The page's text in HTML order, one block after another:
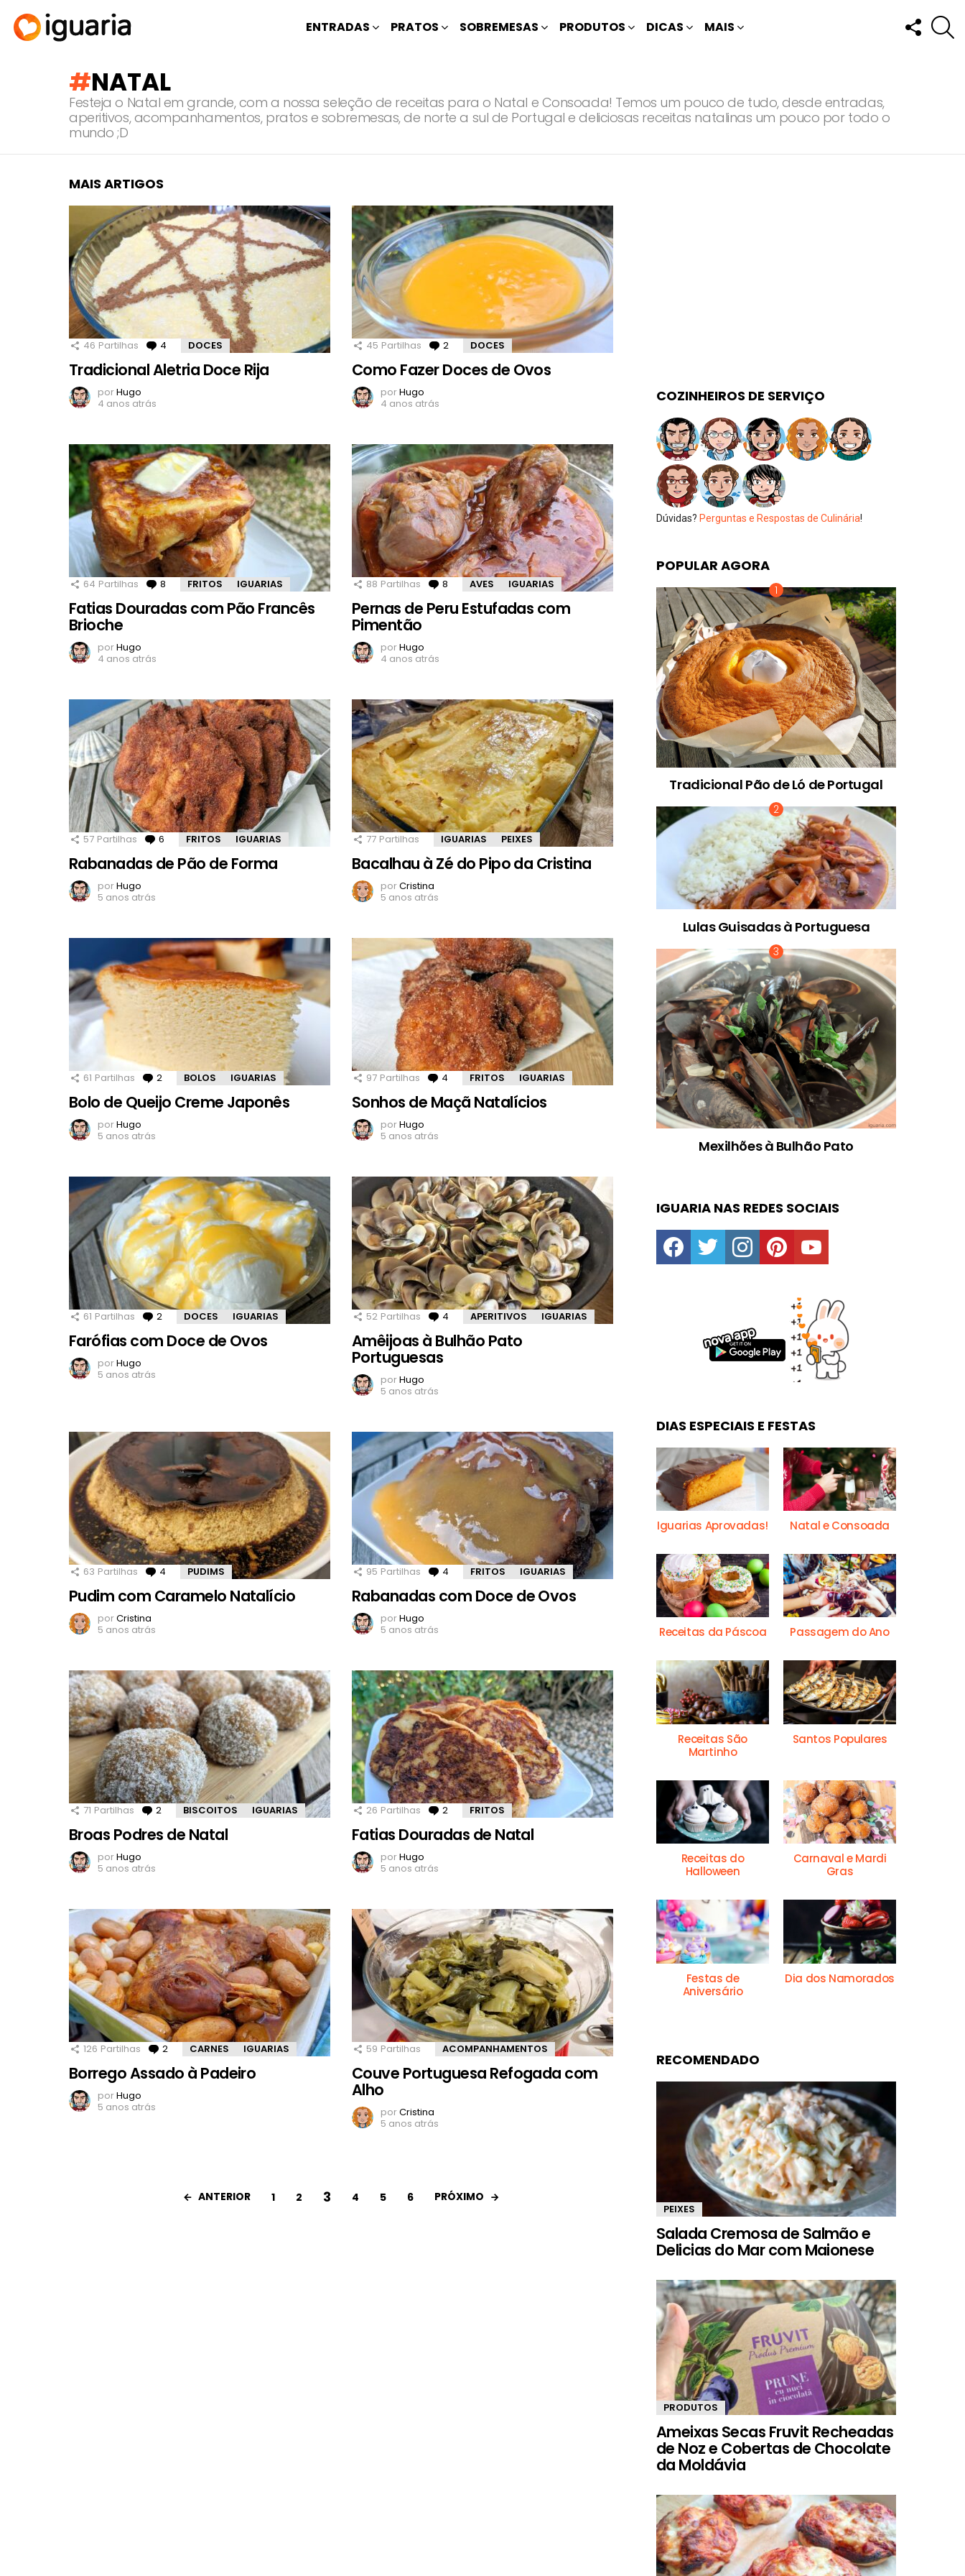
ENTRADAS PRATOS SOBREMESAS PRODUTOS DICAS MAIS
FOLLOW
US
NATAL
Festeja o Natal em grande, com a nossa seleção de receitas para o Natal e Consoada! Temos um pouco de tudo, desde entradas,
aperitivos, acompanhamentos, pratos e sobremesas, de norte a sul de Portugal e deliciosas receitas natalinas um pouco por todo o
mundo ;D
MAIS ARTIGOS
46 Partilhas 4 Comentários
DOCES
Tradicional Aletria Doce Rija
porHugo
4 anos atrás
45 Partilhas 2 Comentários
DOCES
Como Fazer Doces de Ovos
porHugo
4 anos atrás
64 Partilhas 8 Comentários
FRITOS IGUARIAS
Fatias Douradas com Pão Francês
Brioche
porHugo
4 anos atrás
88 Partilhas 8 Comentários
AVES IGUARIAS
Pernas de Peru Estufadas com
Pimentão
porHugo
4 anos atrás
57 Partilhas 6 Comentários
FRITOS IGUARIAS
Rabanadas de Pão de Forma
porHugo
5 anos atrás
77 Partilhas IGUARIAS PEIXES
Bacalhau à Zé do Pipo da Cristina
porCristina
5 anos atrás
61 Partilhas 2 Comentários
BOLOS IGUARIAS
Bolo de Queijo Creme Japonês
porHugo
5 anos atrás
97 Partilhas 4 Comentários
FRITOS IGUARIAS
Sonhos de Maçã Natalícios
porHugo
5 anos atrás
61 Partilhas 2 Comentários
DOCES IGUARIAS
Farófias com Doce de Ovos
porHugo
5 anos atrás
52 Partilhas 4 Comentários
APERITIVOS IGUARIAS
Amêijoas à Bulhão Pato
Portuguesas
porHugo
5 anos atrás
63 Partilhas 4 Comentários
PUDIMS
Pudim com Caramelo Natalício
porCristina
5 anos atrás
95 Partilhas 4 Comentários
FRITOS IGUARIAS
Rabanadas com Doce de Ovos
porHugo
5 anos atrás
71 Partilhas 2 Comentários
BISCOITOS IGUARIAS
Broas Podres de Natal
porHugo
5 anos atrás
26 Partilhas 2 Comentários
FRITOS
Fatias Douradas de Natal
porHugo
5 anos atrás
126 Partilhas 2 Comentários
CARNES IGUARIAS
Borrego Assado à Padeiro
porHugo
5 anos atrás
59 Partilhas ACOMPANHAMENTOS
Couve Portuguesa Refogada com
Alho
porCristina
5 anos atrás
ANTERIOR 1 2 3 4 5 6 PRÓXIMO
COZINHEIROS DE SERVIÇO
Dúvidas? Perguntas e Respostas de Culinária!
POPULAR AGORA
Tradicional Pão de Ló de Portugal
Lulas Guisadas à Portuguesa
Mexilhões à Bulhão Pato
IGUARIA NAS REDES SOCIAIS
facebooktwitter instagrampinterestyoutube
DIAS ESPECIAIS E FESTAS
Iguarias Aprovadas! Natal e Consoada
Receitas da Páscoa Passagem do Ano
Receitas São
Martinho
Santos Populares
Receitas do
Halloween
Carnaval e Mardi
Gras
Festas de
Aniversário
Dia dos Namorados
RECOMENDADO
PEIXES
Salada Cremosa de Salmão e
Delicias do Mar com Maionese
PRODUTOS
Ameixas Secas Fruvit Recheadas
de Noz e Cobertas de Chocolate
da Moldávia